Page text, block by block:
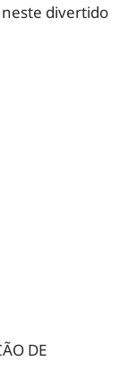
divertido
DE